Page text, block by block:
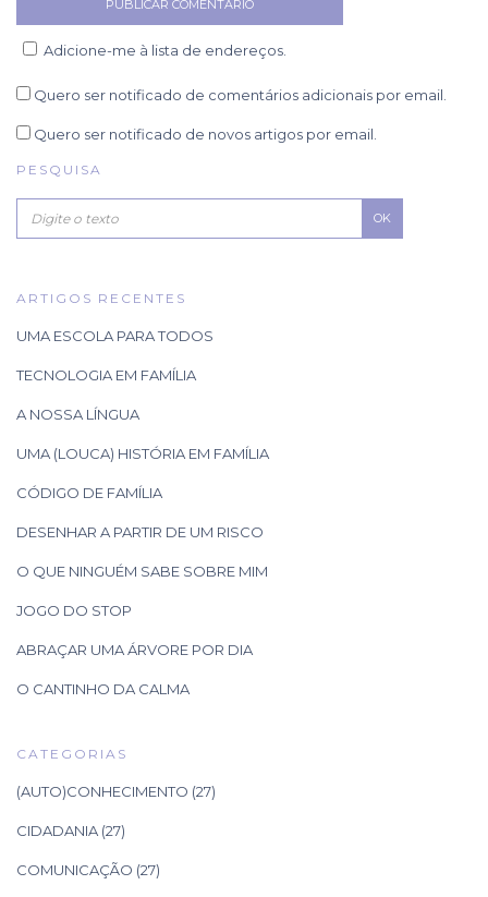
Adicione-me à lista de endereços.
Quero ser notificado de comentários adicionais por email.
Quero ser notificado de novos artigos por email.
PESQUISA
OK
ARTIGOS RECENTES
UMA ESCOLA PARA TODOS
TECNOLOGIA EM FAMÍLIA
A NOSSA LÍNGUA
UMA (LOUCA) HISTÓRIA EM FAMÍLIA
CÓDIGO DE FAMÍLIA
DESENHAR A PARTIR DE UM RISCO
O QUE NINGUÉM SABE SOBRE MIM
JOGO DO STOP
ABRAÇAR UMA ÁRVORE POR DIA
O CANTINHO DA CALMA
CATEGORIAS
(AUTO)CONHECIMENTO (27)
CIDADANIA (27)
COMUNICAÇÃO (27)